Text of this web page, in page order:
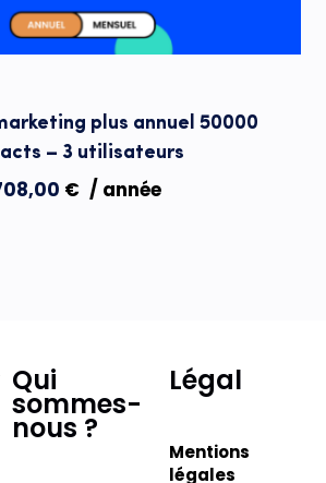
plus annuel 50000
– 3 utilisateurs
€ / année
Qui
sommes-
nous ?
Légal
Mentions
légales